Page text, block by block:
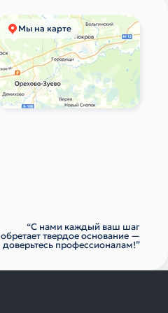
Мы на карте
“С нами каждый ваш шаг
обретает твердое основание —
доверьтесь профессионалам!”